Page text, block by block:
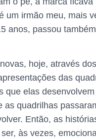
um irmão meu, mais
anos, passou
hoje, através
das
que elas
as quadrilhas
Então, as
às vezes,